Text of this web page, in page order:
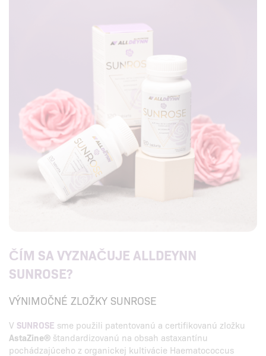
ČÍM SA VYZNAČUJE ALLDEYNN
SUNROSE?
VÝNIMOČNÉ ZLOŽKY SUNROSE
V SUNROSE sme použili patentovanú a certifikovanú zložku
AstaZine® štandardizovanú na obsah astaxantínu
pochádzajúceho z organickej kultivácie Haematococcus